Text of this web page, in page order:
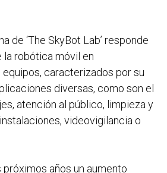
de ‘The SkyBot Lab’ responde
la robótica móvil en
caracterizados por su
diversas, como son el
atención al público, limpieza y
videovigilancia o
años un aumento